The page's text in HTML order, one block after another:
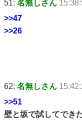
51: 名無しさん
>>47
>>26
62: 名無しさん
>>51
壁と坂で試してでき